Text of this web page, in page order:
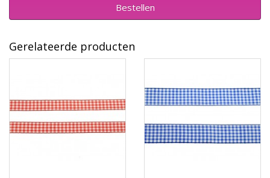
Bestellen
Gerelateerde producten